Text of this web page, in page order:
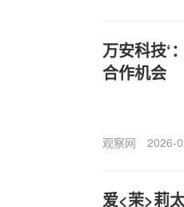
万安科技‘
合作机会
观察网 2026-
爱<茉>莉